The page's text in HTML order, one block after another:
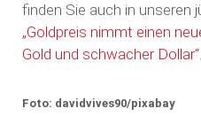
finden Sie auch in unseren
„Goldpreis nimmt einen
Gold und schwacher Dollar“.
Foto: davidvives90/pixabay